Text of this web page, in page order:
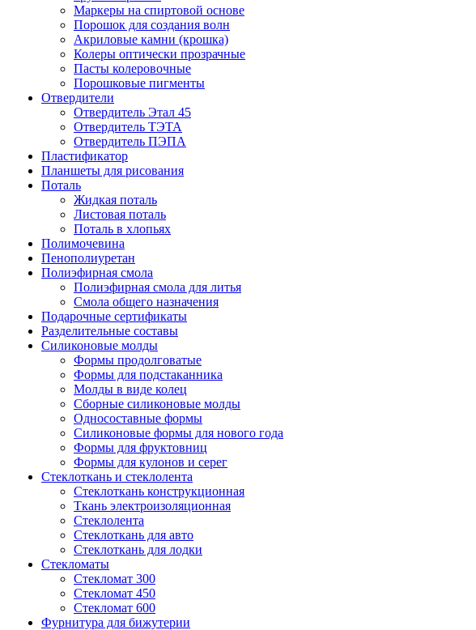
Маркеры на спиртовой основе
Порошок для создания волн
Акриловые камни (крошка)
Колеры оптически прозрачные
Пасты колеровочные
Порошковые пигменты
Отвердители
Отвердитель Этал 45
Отвердитель ТЭТА
Отвердитель ПЭПА
Пластификатор
Планшеты для рисования
Поталь
Жидкая поталь
Листовая поталь
Поталь в хлопьях
Полимочевина
Пенополиуретан
Полиэфирная смола
Полиэфирная смола для литья
Смола общего назначения
Подарочные сертификаты
Разделительные составы
Силиконовые молды
Формы продолговатые
Формы для подстаканника
Молды в виде колец
Сборные силиконовые молды
Односоставные формы
Силиконовые формы для нового года
Формы для фруктовниц
Формы для кулонов и серег
Стеклоткань и стеклолента
Стеклоткань конструкционная
Ткань электроизоляционная
Стеклолента
Стеклоткань для авто
Стеклоткань для лодки
Стекломаты
Стекломат 300
Стекломат 450
Стекломат 600
Фурнитура для бижутерии